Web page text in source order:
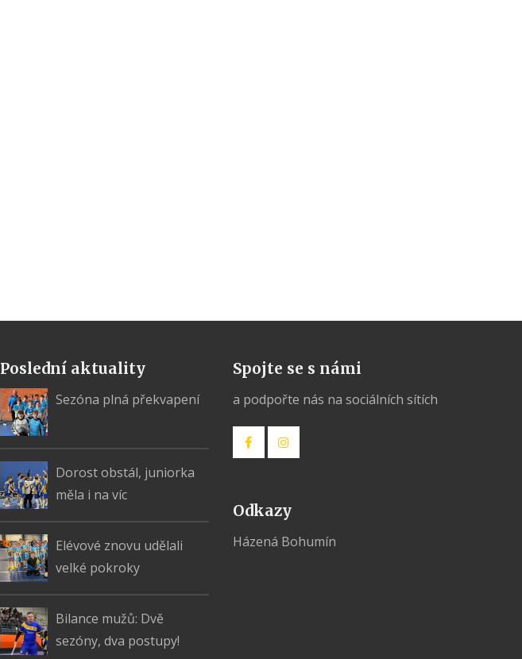
Poslední aktuality
Sezóna plná překvapení
Dorost obstál, juniorka
měla i na víc
Elévové znovu udělali
velké pokroky
Bilance mužů: Dvě
sezóny, dva postupy!
Spojte se s námi
a podpořte nás na sociálních sítích
Odkazy
Házená Bohumín